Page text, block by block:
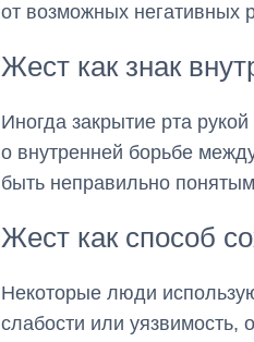
от возможных негативных
Жест как знак
Иногда закрытие рта
о внутренней борьбе
быть неправильно
Жест как способ
Некоторые люди
слабости или уязвимость,